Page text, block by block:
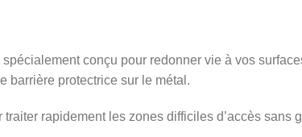
conçu pour redonner vie à vos
barrière protectrice sur le métal.
rapidement les zones difficiles d’accès sans